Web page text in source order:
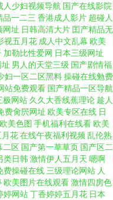
AV电影在线 久久一久一级 国
亚洲黄色网址在线视频 日韩爱
九色综合一B696AV免费视频
看视频区 国产日韩欧美综合
洲精品 久久机热精品 性欧美
级久久 99精品在线观看 偷拍
在线网站观看 豆花视频跳转入
人少妇视频导航 国产在线影院
品一二三 香港成人影片 超碰人
网址 日韩高清大片 囯产精品无
视五月花 成人中文乱幕 欧美
加勒比性爱网 日本三级网址
男人的天堂三级 国产剧情福
妇一区二区黑料操碰在线勉费
站免费观看 国产精品一区导航
极网站 久久大香线蕉理论 趁人
费肏屄网址 欧美专区在线 日
美色图 手机福利在线看欧美
花在线午夜福利视频乱伦熟
二区 国产第一草草页 国产区二
类日韩激情伊人五月天 嗯啊
费操碰在线 三级理论网站 人
欧美图片在线观看激情四房色
婷网站丁香婷婷五月花 日本